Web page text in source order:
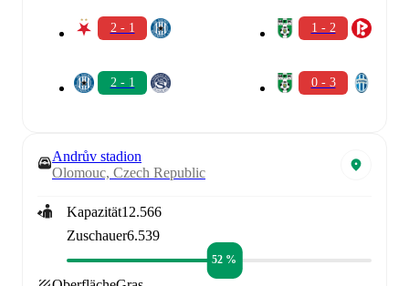
2 - 1
2 - 1
1 - 2
0 - 3
Andrův stadion
Olomouc, Czech Republic
Kapazität12.566
Zuschauer6.539
52 %